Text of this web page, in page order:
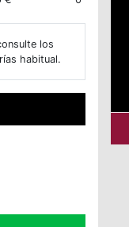
los
habitual.